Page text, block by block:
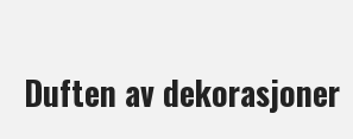
Duften av dekorasjoner